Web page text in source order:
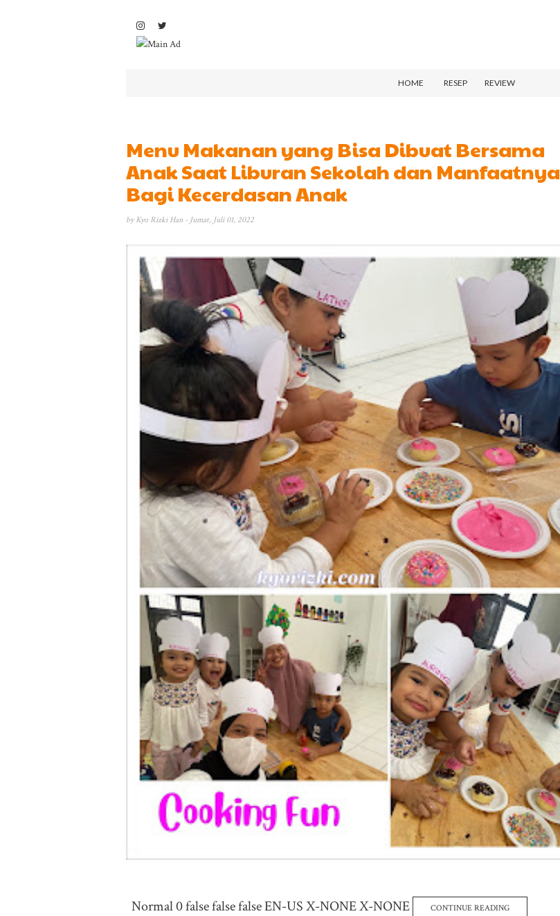
HOME RESEP REVIEW
Menu Makanan yang Bisa Dibuat Bersama
Anak Saat Liburan Sekolah dan Manfaatnya
Bagi Kecerdasan Anak
by Kyo Rizki Han - Jumat, Juli 01, 2022
Normal 0 false false false EN-US X-NONE X-NONE CONTINUE READING